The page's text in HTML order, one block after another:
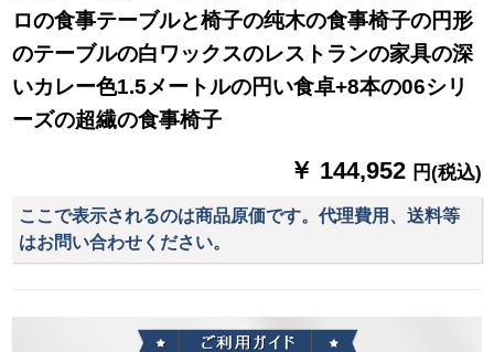
ロの食事テーブルと椅子の纯木の食事椅子の円形
のテーブルの白ワックスのレストランの家具の深
いカレー色1.5メートルの円い食卓+8本の06シリ
ーズの超繊の食事椅子
￥ 144,952 円(税込)
ここで表示されるのは商品原価です。代理費用、送料等
はお問い合わせください。